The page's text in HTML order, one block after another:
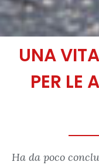
UNA
PER LE
Ha da poco